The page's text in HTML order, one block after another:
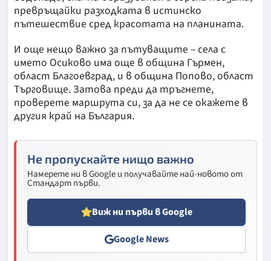
превръщайки разходката в истинско
пътешествие сред красотата на планината.
И още нещо важно за пътуващите – села с
името Осиково има още в община Гърмен,
област Благоевград, и в община Попово, област
Търговище. Затова преди да тръгнете,
проверете маршрута си, за да не се окажете в
другия край на България.
Не пропускайте нищо важно
Намерете ни в Google и получавайте най-новото от
Стандарт първи.
Виж ни първи в Google
Google News